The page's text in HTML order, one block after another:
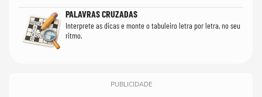
PALAVRAS CRUZADAS
Interprete as dicas e monte o tabuleiro letra por letra, no seu
ritmo.
PUBLICIDADE